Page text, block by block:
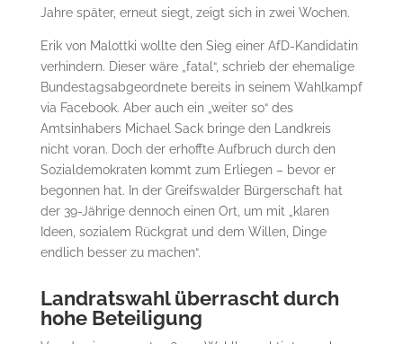
Jahre später, erneut siegt, zeigt sich in zwei Wochen.
Erik von Malottki wollte den Sieg einer AfD-Kandidatin
verhindern. Dieser wäre „fatal“, schrieb der ehemalige
Bundestagsabgeordnete bereits in seinem Wahlkampf
via Facebook. Aber auch ein „weiter so“ des
Amtsinhabers Michael Sack bringe den Landkreis
nicht voran. Doch der erhoffte Aufbruch durch den
Sozialdemokraten kommt zum Erliegen – bevor er
begonnen hat. In der Greifswalder Bürgerschaft hat
der 39-Jährige dennoch einen Ort, um mit „klaren
Ideen, sozialem Rückgrat und dem Willen, Dinge
endlich besser zu machen“.
Landratswahl überrascht durch
hohe Beteiligung